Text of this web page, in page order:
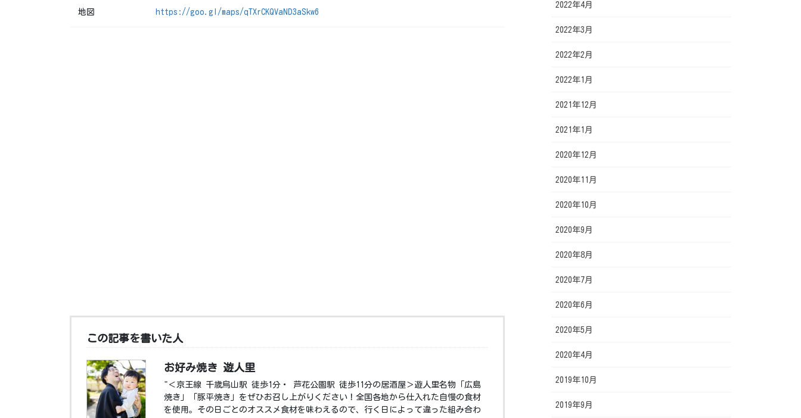
地図 https://goo.gl/maps/qTXrCKQVaND3aSkw6
この記事を書いた人
お好み焼き 遊人里
"＜京王線 千歳烏山駅 徒歩1分・ 芦花公園駅 徒歩11分の居酒屋＞遊人里名物「広島
焼き」「豚平焼き」をぜひお召し上がりください！全国各地から仕入れた自慢の食材
を使用。その日ごとのオススメ食材を味わえるので、行く日によって違った組み合わ
2022年4月
2022年3月
2022年2月
2022年1月
2021年12月
2021年1月
2020年12月
2020年11月
2020年10月
2020年9月
2020年8月
2020年7月
2020年6月
2020年5月
2020年4月
2019年10月
2019年9月